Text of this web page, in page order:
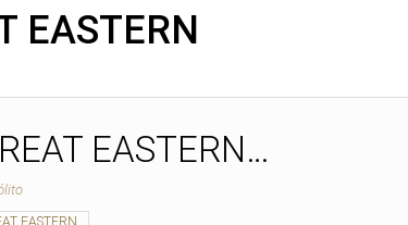
EASTERN
EASTERN…